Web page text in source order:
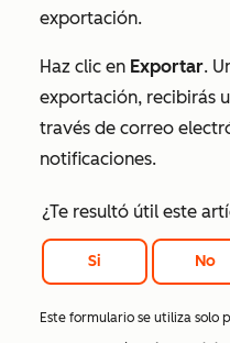
exportación.
Haz clic en Exportar.
exportación, recibirás
través de correo
notificaciones.
¿Te resultó útil este
Si No
Este formulario se utiliza solo